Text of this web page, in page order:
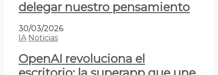
delegar nuestro pensamiento
30/03/2026
IA Noticias
OpenAI revoluciona el